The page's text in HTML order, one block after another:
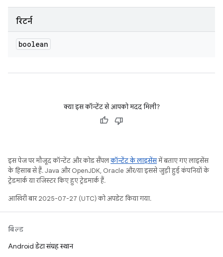
रिटर्न
boolean
क्या इस कॉन्टेंट से आपको मदद मिली?
इस पेज पर मौजूद कॉन्टेंट और कोड सैंपलकॉन्टेंट के लाइसेंसमें बताए गए लाइसेंस
के हिसाब से हैं. Java और OpenJDK, Oracle और/या इससे जुड़ी हुई कंपनियों के
ट्रेडमार्क या रजिस्टर किए हुए ट्रेडमार्क हैं.
आखिरी बार 2025-07-27 (UTC) को अपडेट किया गया.
बिल्ड
Android डेटा संग्रह स्थान